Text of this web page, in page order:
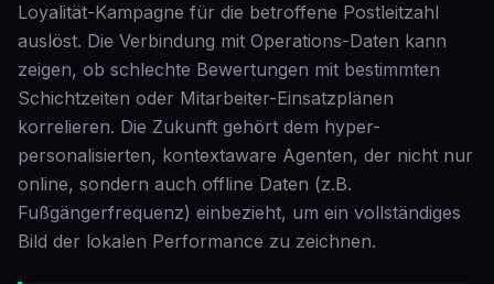
Loyalität-Kampagne für die betroffene Postleitzahl
auslöst. Die Verbindung mit Operations-Daten kann
zeigen, ob schlechte Bewertungen mit bestimmten
Schichtzeiten oder Mitarbeiter-Einsatzplänen
korrelieren. Die Zukunft gehört dem hyper-
personalisierten, kontextaware Agenten, der nicht nur
online, sondern auch offline Daten (z.B.
Fußgängerfrequenz) einbezieht, um ein vollständiges
Bild der lokalen Performance zu zeichnen.